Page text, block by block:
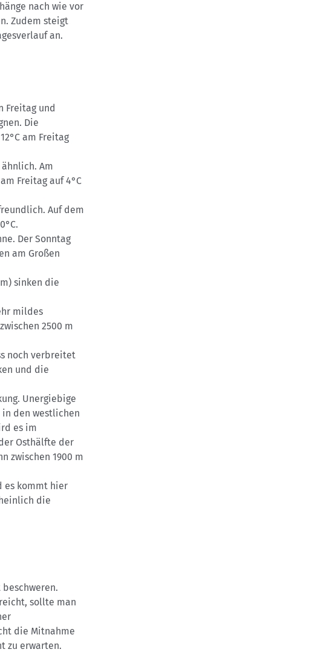
nach wie vor
Zudem steigt
an.
Freitag und
Die
am Freitag
Am
Freitag auf 4°C
Auf dem
Der Sonntag
am Großen
sinken die
mildes
2500 m
noch verbreitet
und die
Unergiebige
in den westlichen
es im
Osthälfte der
zwischen 1900 m
es kommt hier
die
sollte man
die Mitnahme
zu erwarten.